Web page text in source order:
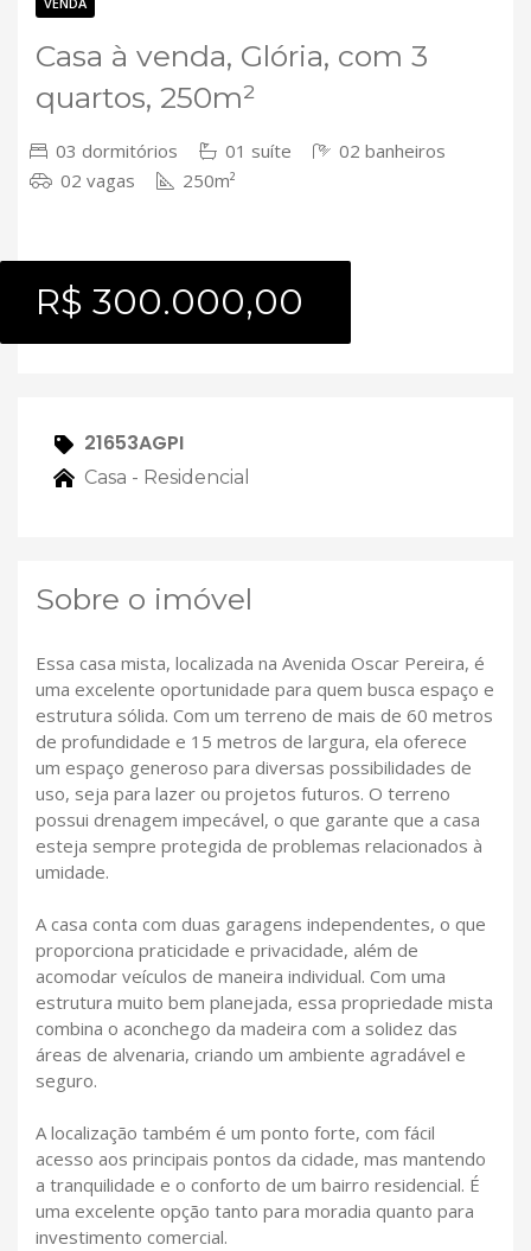
Casa à venda, Glória, com 3
quartos, 250m²
03 dormitórios 01 suíte
02 banheiros
02 vagas
250m²
R$ 300.000,00
21653AGPI
Casa - Residencial
Sobre o imóvel
Essa casa mista, localizada na Avenida Oscar Pereira, é
uma excelente oportunidade para quem busca espaço e
estrutura sólida. Com um terreno de mais de 60 metros
de profundidade e 15 metros de largura, ela oferece
um espaço generoso para diversas possibilidades de
uso, seja para lazer ou projetos futuros. O terreno
possui drenagem impecável, o que garante que a casa
esteja sempre protegida de problemas relacionados à
umidade.
A casa conta com duas garagens independentes, o que
proporciona praticidade e privacidade, além de
acomodar veículos de maneira individual. Com uma
estrutura muito bem planejada, essa propriedade mista
combina o aconchego da madeira com a solidez das
áreas de alvenaria, criando um ambiente agradável e
seguro.
A localização também é um ponto forte, com fácil
acesso aos principais pontos da cidade, mas mantendo
a tranquilidade e o conforto de um bairro residencial. É
uma excelente opção tanto para moradia quanto para
investimento comercial.